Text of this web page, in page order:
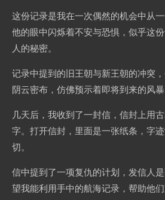
这份记录是我在一次偶然的机会中从
他的眼中闪烁着不安与恐惧，似乎这
人的秘密。
记录中提到的旧王朝与新王朝的冲突
阴云密布，仿佛预示着即将到来的风暴
几天后，我收到了一封信，信封上用
字。打开信封，里面是一张纸条，字
切。
信中提到了一项复仇的计划，发信人
望我能利用手中的航海记录，帮助他们